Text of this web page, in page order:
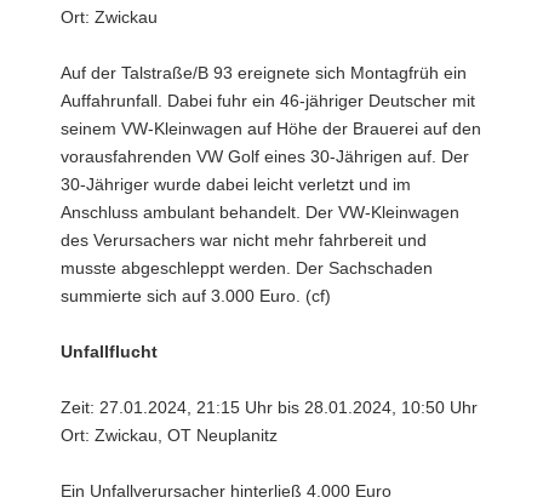
Ort: Zwickau
Auf der Talstraße/B 93 ereignete sich Montagfrüh ein
Auffahrunfall. Dabei fuhr ein 46-jähriger Deutscher mit
seinem VW-Kleinwagen auf Höhe der Brauerei auf den
vorausfahrenden VW Golf eines 30-Jährigen auf. Der
30-Jähriger wurde dabei leicht verletzt und im
Anschluss ambulant behandelt. Der VW-Kleinwagen
des Verursachers war nicht mehr fahrbereit und
musste abgeschleppt werden. Der Sachschaden
summierte sich auf 3.000 Euro. (cf)
Unfallflucht
Zeit: 27.01.2024, 21:15 Uhr bis 28.01.2024, 10:50 Uhr
Ort: Zwickau, OT Neuplanitz
Ein Unfallverursacher hinterließ 4.000 Euro